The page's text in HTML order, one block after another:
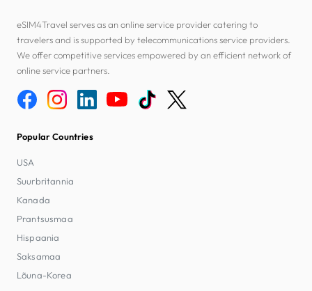
eSIM4Travel serves as an online service provider catering to
travelers and is supported by telecommunications service providers.
We offer competitive services empowered by an efficient network of
online service partners.
Popular Countries
USA
Suurbritannia
Kanada
Prantsusmaa
Hispaania
Saksamaa
Lõuna-Korea